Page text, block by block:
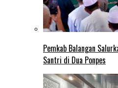
Pemkab Balangan
Santri di Dua Ponpes